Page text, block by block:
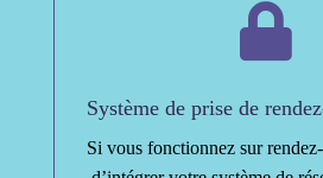

Système de prise de
Si vous fonctionnez sur